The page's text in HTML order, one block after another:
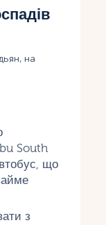
на
South
що
з